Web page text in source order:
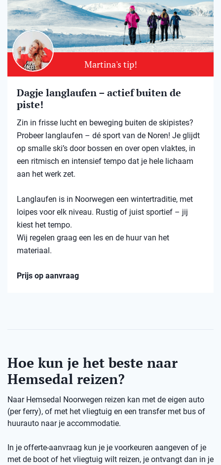
Martina's tip!
Dagje langlaufen – actief buiten de
piste!
Zin in frisse lucht en beweging buiten de skipistes?
Probeer langlaufen – dé sport van de Noren! Je glijdt
op smalle ski’s door bossen en over open vlaktes, in
een ritmisch en intensief tempo dat je hele lichaam
aan het werk zet.
Langlaufen is in Noorwegen een wintertraditie, met
loipes voor elk niveau. Rustig of juist sportief – jij
kiest het tempo.
Wij regelen graag een les en de huur van het
materiaal.
Prijs op aanvraag
Hoe kun je het beste naar
Hemsedal reizen?
Naar Hemsedal Noorwegen reizen kan met de eigen auto
(per ferry), of met het vliegtuig en een transfer met bus of
huurauto naar je accommodatie.
In je offerte-aanvraag kun je je voorkeuren aangeven of je
met de boot of het vliegtuig wilt reizen, je ontvangt dan in je